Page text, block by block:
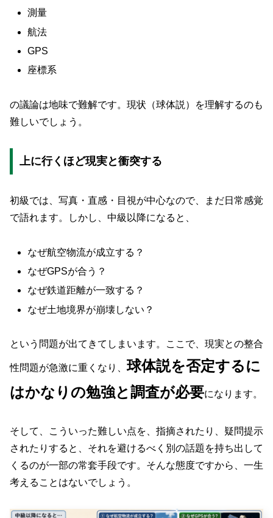
測量
航法
GPS
座標系
の議論は地味で難解です。現状（球体説）を理解するのも
難しいでしょう。
上に行くほど現実と衝突する
初級では、写真・直感・目視が中心なので、まだ日常感覚
で語れます。しかし、中級以降になると、
なぜ航空物流が成立する？
なぜGPSが合う？
なぜ鉄道距離が一致する？
なぜ土地境界が崩壊しない？
という問題が出てきてしまいます。ここで、現実との整合
性問題が急激に重くなり、球体説を否定するに
はかなりの勉強と調査が必要になります。
そして、こういった難しい点を、指摘されたり、疑問提示
されたりすると、それを避けるべく別の話題を持ち出して
くるのが一部の常套手段です。そんな態度ですから、一生
考えることはないでしょう。